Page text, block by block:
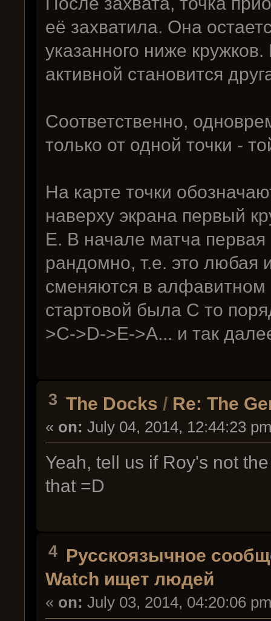
её захватила. Она
указанного ниже
активной становится
Соответственно,
только от одной точки -
На карте точки
наверху экрана первый
E. В начале матча первая
рандомно, т.е. это
сменяются в
стартовой была C то
>C->D->E->A... и так
3 The Docks / Re: The
« on: July 04, 2014, 12:44:23
Yeah, tell us if Roy's not
that =D
4 Русскоязычное
Watch ищет людей
« on: July 03, 2014, 04:20:06